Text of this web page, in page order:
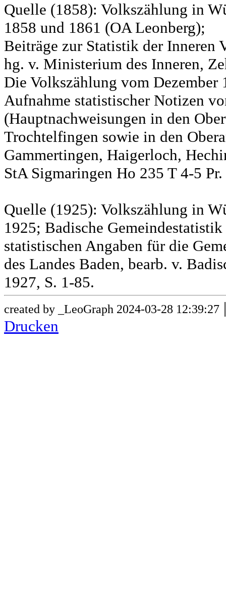
Quelle (1858): Volkszählung in
1858 und 1861 (OA Leonberg);
Beiträge zur Statistik der Inneren
hg. v. Ministerium des Inneren,
Die Volkszählung vom
Aufnahme statistischer Notizen
(Hauptnachweisungen in den
Trochtelfingen sowie in den
Gammertingen, Haigerloch,
StA Sigmaringen Ho 235 T 4-5
Quelle (1925): Volkszählung in
1925; Badische
statistischen Angaben für die
des Landes Baden, bearb. v.
1927, S. 1-85.
created by _LeoGraph 2024-03-28 12:39:27
Drucken